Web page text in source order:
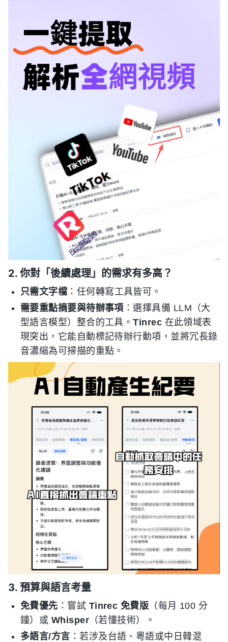
2. 你對「後續處理」的需求有多高？
只需文字檔 ：任何轉寫工具皆可。
需要重點摘要與待辦事項 ：選擇具備 LLM（大
型語言模型）整合的工具。Tinrec 在此領域表
現突出，它能自動標記待辦行動項，並將冗長錄
音濃縮為可掃描的重點。
3. 預算與語言考量
免費優先 ：嘗試 Tinrec 免費版 （每月 100 分
鐘）或 Whisper（若懂技術）。
多語言/方言 ：若涉及台語、粵語或中日韓混